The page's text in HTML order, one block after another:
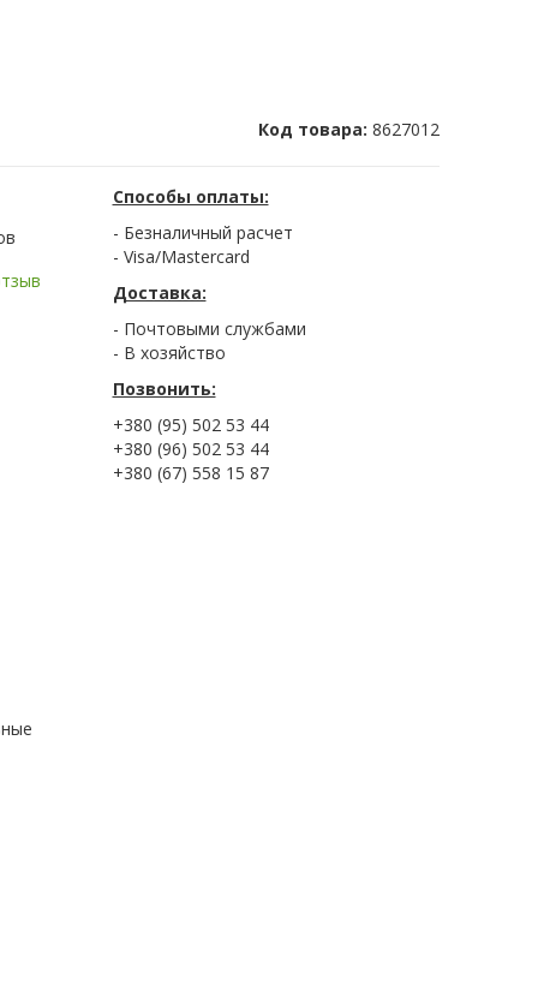
Код товара: 8627012
Способы оплаты:
- Безналичный расчет
- Visa/Mastercard
Доставка:
- Почтовыми службами
- В хозяйство
Позвонить:
+380 (95) 502 53 44
+380 (96) 502 53 44
+380 (67) 558 15 87